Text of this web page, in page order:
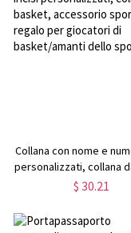
Collana con nome e
personalizzati, collana
accessorio sportivo,
sport
$ 30.21